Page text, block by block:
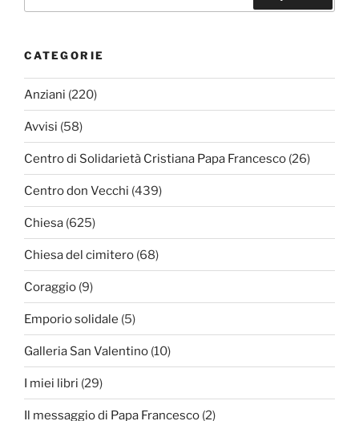
CATEGORIE
Anziani (220)
Avvisi (58)
Centro di Solidarietà Cristiana Papa Francesco (26)
Centro don Vecchi (439)
Chiesa (625)
Chiesa del cimitero (68)
Coraggio (9)
Emporio solidale (5)
Galleria San Valentino (10)
I miei libri (29)
Il messaggio di Papa Francesco (2)